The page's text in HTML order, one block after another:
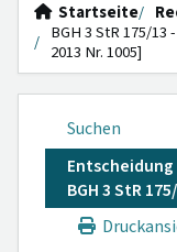
Startseite
BGH 3 StR 175/13
2013 Nr. 1005]
Suchen
Entscheidung
BGH 3 StR